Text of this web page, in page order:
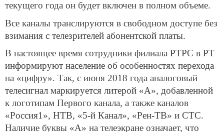
текущего года он будет включен в полном объеме.
Все каналы транслируются в свободном доступе без
взимания с телезрителей абонентской платы.
В настоящее время сотрудники филиала РТРС в РТ
информируют население об особенностях перехода
на «цифру». Так, с июня 2018 года аналоговый
телесигнал маркируется литерой «А», добавленной
к логотипам Первого канала, а также каналов
«Россия1», НТВ, «5-й Канал», «Рен-ТВ» и СТС.
Наличие буквы «А» на телеэкране означает, что